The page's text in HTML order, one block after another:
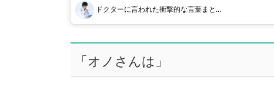
ドクターに言われた衝撃的な言葉まと...
「オノさんは」